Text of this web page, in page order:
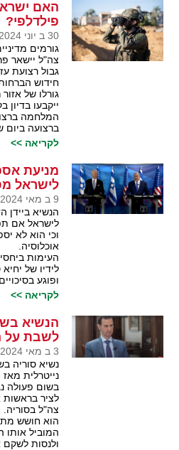
האם
פילדלפי?
30 ב יוני 2024
גורמים
צה"ל יישאר
גבול רצועת
חידוש
גורלו של
ייקבעו בדיון
המלחמה
ברצועה ביום
לקריאה >>
מניעת
לישראל
9 ב מאי 2024
הנשיא ביידן
לישראל אם
וכי הוא לא
אוכלוסיה.
העימות
לידיו של
ופוגע
לקריאה >>
הנשיא
לשבת על
3 ב מאי 2024
נשיא סוריה
נייטרלית
בשום פעולה
לציר בראשות
צה"ל בסוריה.
הוא חושש
המוביל אותו
ולנסות לשקם